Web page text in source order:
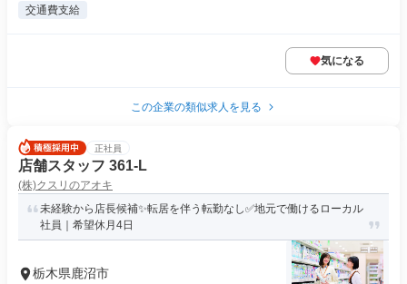
交通費支給
気になる
この企業の類似求人を見る
正社員
店舗スタッフ 361-L
(株)クスリのアオキ
未経験から店長候補✨転居を伴う転勤なし✅地元で働けるローカル
社員｜希望休月4日
栃木県鹿沼市